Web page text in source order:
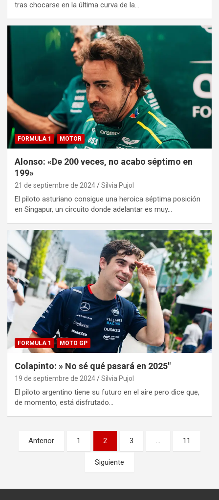
tras chocarse en la última curva de la…
FORMULA 1 MOTOR
Alonso: «De 200 veces, no acabo séptimo en
199»
21 de septiembre de 2024 Silvia Pujol
El piloto asturiano consigue una heroica séptima posición
en Singapur, un circuito donde adelantar es muy…
FORMULA 1 MOTO GP
Colapinto: » No sé qué pasará en 2025″
19 de septiembre de 2024 Silvia Pujol
El piloto argentino tiene su futuro en el aire pero dice que,
de momento, está disfrutado…
Paginación
de
Anterior 1 2 3 … 11
Siguiente